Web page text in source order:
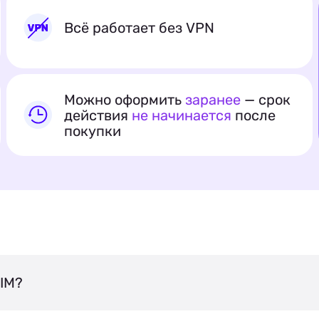
Всё работает без VPN
Можно оформить заранее — срок
действия не начинается после
покупки